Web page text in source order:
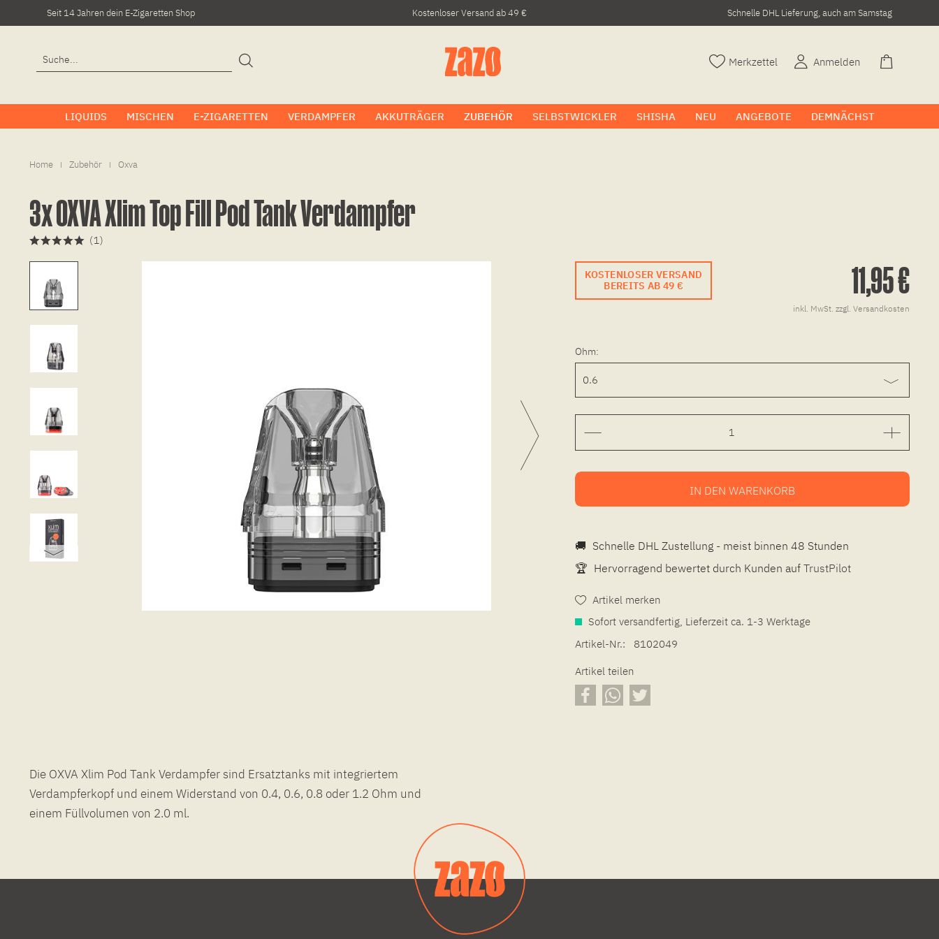
Seit 14 Jahren dein E-Zigaretten Shop Kostenloser Versand ab 49 € Schnelle DHL Lieferung, auch am Samstag
Merkzettel Anmelden
LIQUIDS MISCHEN E-ZIGARETTEN VERDAMPFER AKKUTRÄGER ZUBEHÖR SELBSTWICKLER SHISHA NEU ANGEBOTE DEMNÄCHST
Home | Zubehör | Oxva
3x OXVA Xlim Top Fill Pod Tank Verdampfer
(1 )
KOSTENLOSER VERSAND
BEREITS AB 49 €
11,95 €
inkl. MwSt. zzgl. Versandkosten
Ohm:
IN DEN WARENKORB
🚚 Schnelle DHL Zustellung - meist binnen 48 Stunden
🏆 Hervorragend bewertet durch Kunden aufTrustPilot
Artikel merken
Sofort versandfertig, Lieferzeit ca. 1-3 Werktage
Artikel-Nr.:
8102049
Artikel teilen
Die OXVA Xlim Pod Tank Verdampfer sind Ersatztanks mit integriertem
Verdampferkopf und einem Widerstand von 0.4, 0.6, 0.8 oder 1.2 Ohm und
einem Füllvolumen von 2.0 ml.